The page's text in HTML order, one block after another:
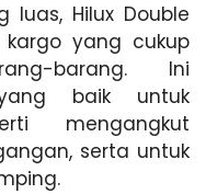
luas, Hilux Double
yang cukup
barang. Ini
baik untuk
mengangkut
serta untuk